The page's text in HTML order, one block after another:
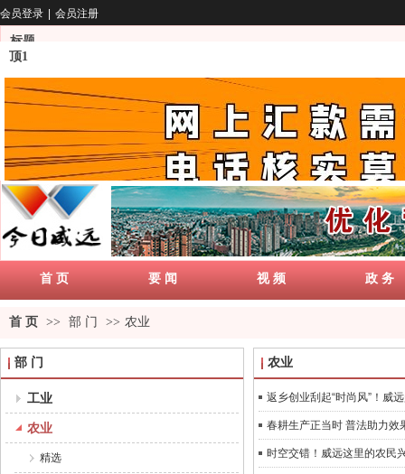
标题
顶1
会员登录 会员注册
首 页 要 闻 视 频 政 务
首 页 >> 部 门 >> 农业
部 门
工业
农业
精选
农业
返乡创业刮起“时尚风”！威
春耕生产正当时 普法助力效
时空交错！威远这里的农民